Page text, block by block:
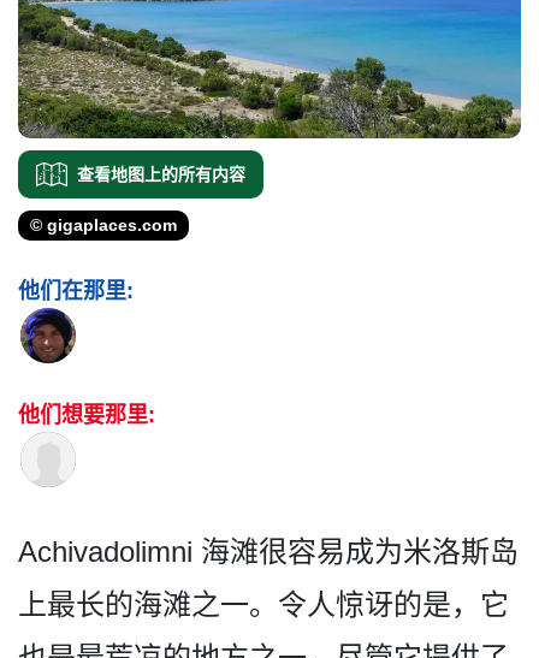
查看地图上的所有内容
© gigaplaces.com
他们在那里:
他们想要那里:
Achivadolimni 海滩很容易成为米洛斯岛
上最­长的海滩之一。令人惊讶的是，它